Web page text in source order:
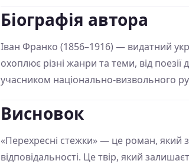
Біографія автора
Іван Франко (1856–1916) — видатний
охоплює різні жанри та теми, від
учасником національно-визвольного
Висновок
«Перехресні стежки» — це роман, який
відповідальності. Це твір, який